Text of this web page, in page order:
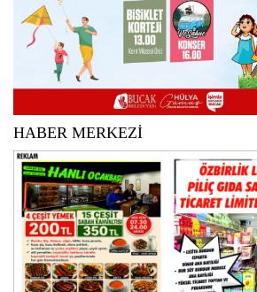
HABER MERKEZİ